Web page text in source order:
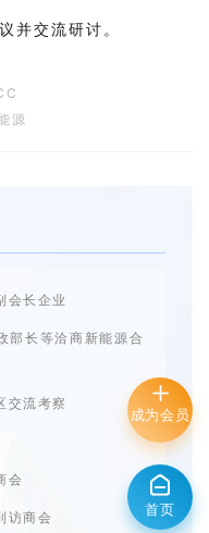
并交流研讨。
源
会长企业
部长等洽商新能源合
交流考察
会
访商会
成为会员
首页